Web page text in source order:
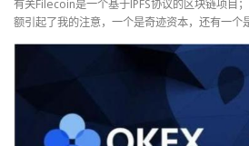
有关Filecoin是一个基于IPFS协议的区块链项目
额引起了我的注意，一个是奇迹资本，还有一个